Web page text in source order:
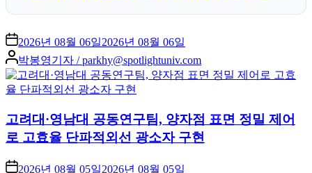
2026년 08월 06일2026년 08월 06일
Posted
by
박봉영기자 / parkhy@spotlightuniv.com
고려대·영남대 공동연구팀, 양자점 표면 정밀 제어
로 고효율 단파적외선 광소자 구현
2026년 08월 05일2026년 08월 05일